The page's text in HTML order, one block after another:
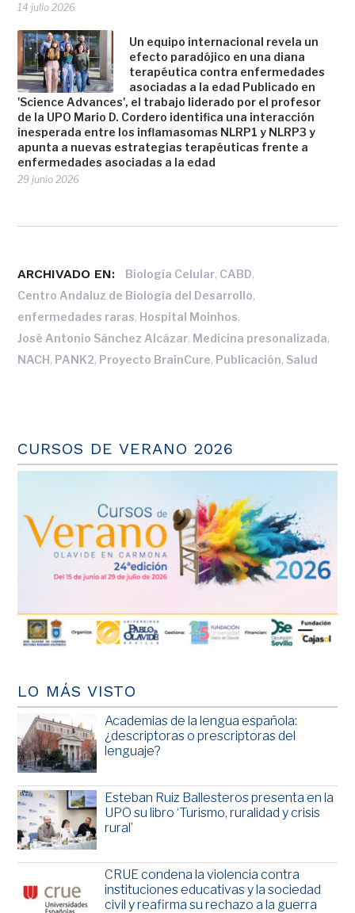
14 julio 2026
Un equipo internacional revela un
efecto paradójico en una diana
terapéutica contra enfermedades
asociadas a la edad Publicado en
'Science Advances', el trabajo liderado por el profesor
de la UPO Mario D. Cordero identifica una interacción
inesperada entre los inflamasomas NLRP1 y NLRP3 y
apunta a nuevas estrategias terapéuticas frente a
enfermedades asociadas a la edad
29 junio 2026
ARCHIVADO EN: Biología Celular, CABD,
Centro Andaluz de Biología del Desarrollo,
enfermedades raras, Hospital Moinhos,
José Antonio Sánchez Alcázar, Medicina presonalizada,
NACH, PANK2, Proyecto BrainCure, Publicación, Salud
CURSOS DE VERANO 2026
LO MÁS VISTO
Academias de la lengua española:
¿descriptoras o prescriptoras del
lenguaje?
Esteban Ruiz Ballesteros presenta en la
UPO su libro ‘Turismo, ruralidad y crisis
rural’
CRUE condena la violencia contra
instituciones educativas y la sociedad
civil y reafirma su rechazo a la guerra